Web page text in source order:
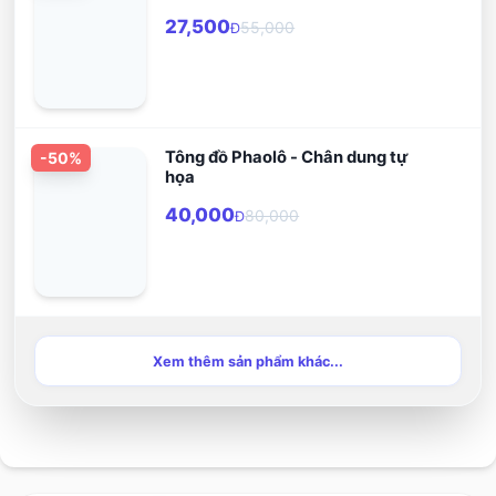
27,500Đ55,000
-50%
Tông đồ Phaolô - Chân dung tự
họa
40,000Đ80,000
Xem thêm sản phẩm khác...